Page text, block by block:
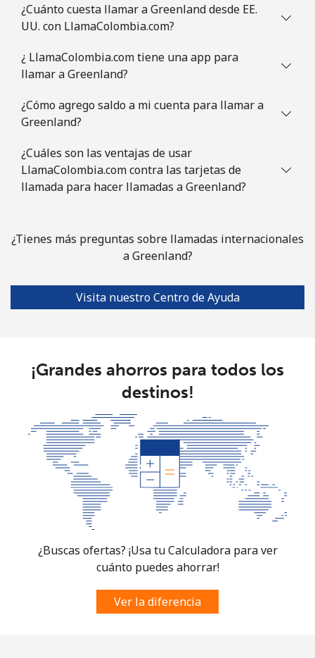
Celular ⁦20.9¢⁩
Guinea
Línea fija 7 min por ⁦$5⁩
Celular ⁦53.5¢⁩
Guinea Bissau
⁦80.9¢⁩
Guyana
Celular
⁦$5⁩
Mobile -
Digicel
⁦26.9¢⁩
18 min por
⁦$5⁩
¿Cuánto cuesta llamar a Greenland desde EE.
UU. con LlamaColombia.com?
¿ LlamaColombia.com tiene una app para
llamar a Greenland?
¿Cómo agrego saldo a mi cuenta para llamar a
Greenland?
¿Cuáles son las ventajas de usar
LlamaColombia.com contra las tarjetas de
llamada para hacer llamadas a Greenland?
¿Tienes más preguntas sobre llamadas internacionales
a Greenland?
Visita nuestro Centro de Ayuda
¡Grandes ahorros para todos los
destinos!
¿Buscas ofertas? ¡Usa tu Calculadora para ver
cuánto puedes ahorrar!
Ver la diferencia